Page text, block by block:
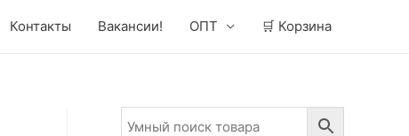
Контакты Вакансии! ОПТ 🛒 Корзина